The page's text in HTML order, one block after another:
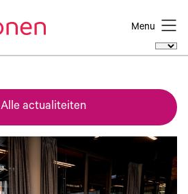
Menu
Alle actualiteiten